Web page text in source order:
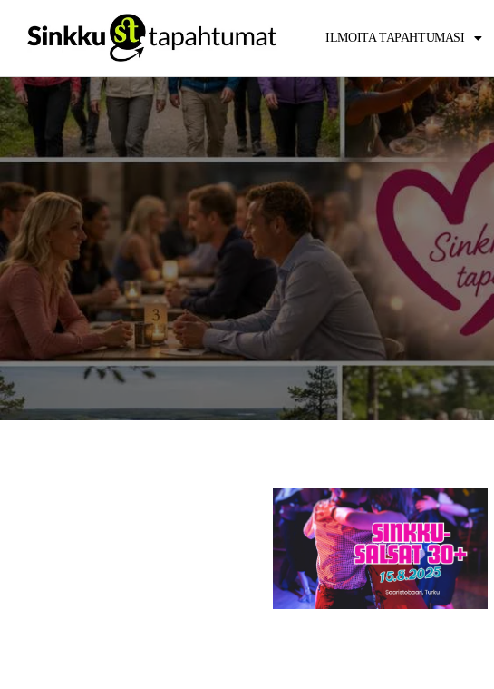
ILMOITA TAPAHTUMASI